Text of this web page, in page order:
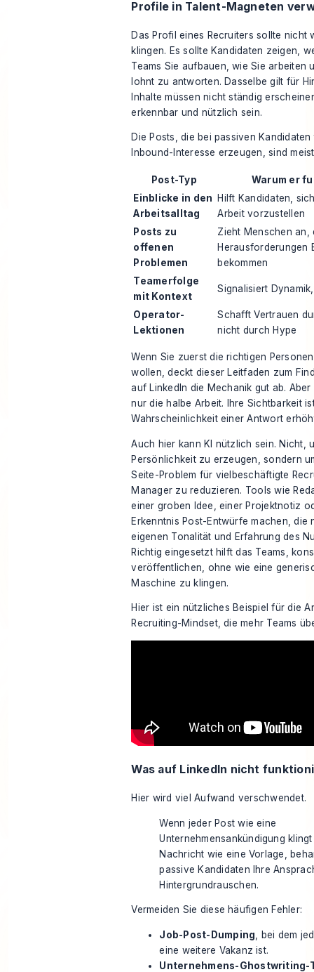
Profile in Talent-Magneten
Das Profil eines Recruiters sollte nicht
klingen. Es sollte Kandidaten zeigen,
Teams Sie aufbauen, wie Sie arbeiten
lohnt zu antworten. Dasselbe gilt für
Inhalte müssen nicht ständig
erkennbar und nützlich sein.
Die Posts, die bei passiven
Inbound-Interesse erzeugen, sind
Post-Typ
Warum er
Einblicke in den
Arbeitsalltag
Hilft Kandidaten,
Arbeit vorzustellen
Posts zu
offenen
Problemen
Zieht Menschen an,
Herausforderungen
bekommen
Teamerfolge
mit Kontext
Signalisiert
Operator-
Lektionen
Schafft Vertrauen
nicht durch Hype
Wenn Sie zuerst die richtigen
wollen, deckt dieser Leitfaden zum
auf LinkedIn die Mechanik gut ab.
nur die halbe Arbeit. Ihre Sichtbarkeit
Wahrscheinlichkeit einer Antwort
Auch hier kann KI nützlich sein. Nicht,
Persönlichkeit zu erzeugen, sondern
Seite-Problem für vielbeschäftigte
Manager zu reduzieren. Tools wie
einer groben Idee, einer Projektnotiz
Erkenntnis Post-Entwürfe machen, die
eigenen Tonalität und Erfahrung des
Richtig eingesetzt hilft das Teams,
veröffentlichen, ohne wie eine
Maschine zu klingen.
Hier ist ein nützliches Beispiel für die
Recruiting-Mindset, die mehr Teams
Was auf LinkedIn nicht
Hier wird viel Aufwand verschwendet.
Wenn jeder Post wie eine
Unternehmensankündigung
Nachricht wie eine Vorlage,
passive Kandidaten Ihre
Hintergrundrauschen.
Vermeiden Sie diese häufigen Fehler:
Job-Post-Dumping , bei dem
eine weitere Vakanz ist.
Unternehmens-Ghostwriting-